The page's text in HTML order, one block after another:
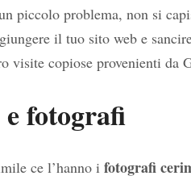
piccolo problema, non si
il tuo sito web e
visite copiose provenienti da
fotografi
ce l’hanno i fotografi